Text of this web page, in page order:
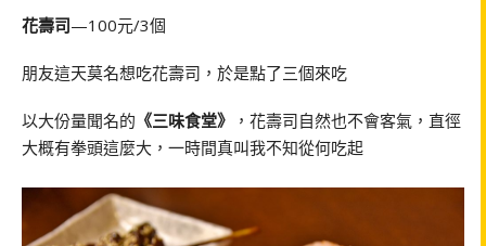
花壽司—100元/3個
朋友這天莫名想吃花壽司，於是點了三個來吃
以大份量聞名的 《三味食堂》
，花壽司自然也不會客氣，直徑
大概有拳頭這麼大，一時間真叫我不知從何吃起